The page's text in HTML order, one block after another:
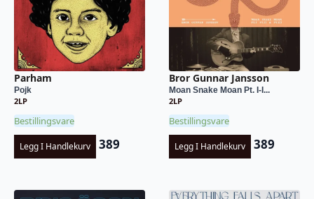
Parham
Pojk
2LP
Bestillingsvare
Legg I Handlekurv 389
Bror Gunnar Jansson
Moan Snake Moan Pt. I-I...
2LP
Bestillingsvare
Legg I Handlekurv 389